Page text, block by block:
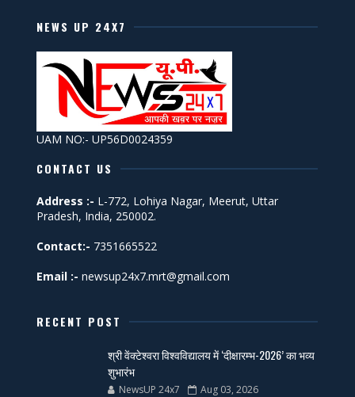
NEWS UP 24X7
UAM NO:- UP56D0024359
CONTACT US
Address :- L-772, Lohiya Nagar, Meerut, Uttar
Pradesh, India, 250002.
Contact:- 7351665522
Email :- newsup24x7.mrt@gmail.com
RECENT POST
श्री वेंक्टेश्वरा विश्वविद्यालय में ‘दीक्षारम्भ-2026’ का भव्य
शुभारंभ
NewsUP 24x7 Aug 03, 2026